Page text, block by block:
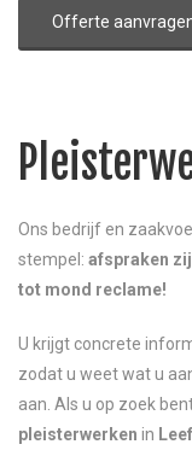
Offerte
Ons bedrijf en
stempel: afspraken
tot mond reclame!
U krijgt concrete
zodat u weet wat u
aan. Als u op zoek
pleisterwerken in